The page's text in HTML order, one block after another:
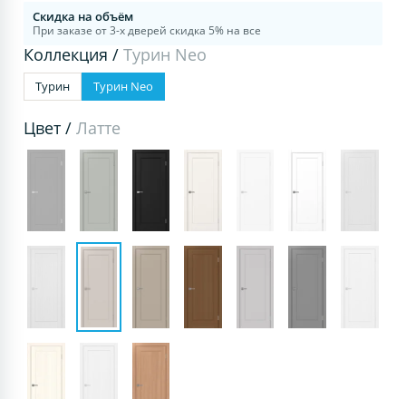
Скидка на объём
При заказе от 3-х дверей скидка 5% на все
Коллекция /Турин Neo
Турин Турин Neo
Цвет /Латте